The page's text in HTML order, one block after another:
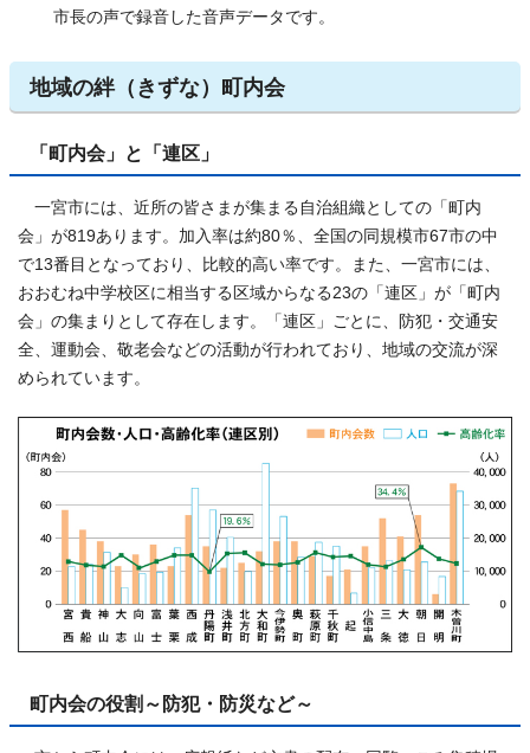
市長の声で録音した音声データです。
地域の絆（きずな）町内会
「町内会」と「連区」
一宮市には、近所の皆さまが集まる自治組織としての「町内
会」が819あります。加入率は約80％、全国の同規模市67市の中
で13番目となっており、比較的高い率です。また、一宮市には、
おおむね中学校区に相当する区域からなる23の「連区」が「町内
会」の集まりとして存在します。「連区」ごとに、防犯・交通安
全、運動会、敬老会などの活動が行われており、地域の交流が深
められています。
町内会の役割～防犯・防災など～